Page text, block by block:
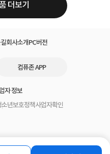
더보기
회사소개PC버전
컴퓨존 APP
자 정보
소년보호정책사업자확인